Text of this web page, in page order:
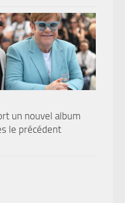
un nouvel album
le précédent